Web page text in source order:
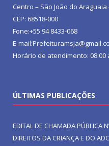
Centro – São João do Araguaia
CEP: 68518-000
Fone:+55 94 8433-068
E-
Horário de atendimento: 08:00
ÚLTIMAS PUBLICAÇÕES
EDITAL DE CHAMADA PÚBLICA
DIREITOS DA CRIANÇA E DO